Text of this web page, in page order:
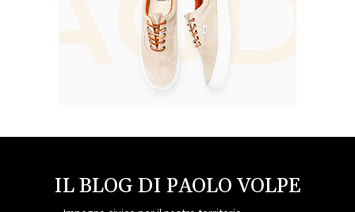
IL BLOG DI PAOLO VOLPE